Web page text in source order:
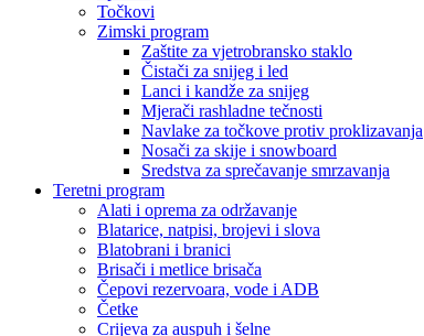
Točkovi
Zimski program
Zaštite za vjetrobransko staklo
Čistači za snijeg i led
Lanci i kandže za snijeg
Mjerači rashladne tečnosti
Navlake za točkove protiv proklizavanja
Nosači za skije i snowboard
Sredstva za sprečavanje smrzavanja
Teretni program
Alati i oprema za održavanje
Blatarice, natpisi, brojevi i slova
Blatobrani i branici
Brisači i metlice brisača
Čepovi rezervoara, vode i ADB
Četke
Crijeva za auspuh i šelne